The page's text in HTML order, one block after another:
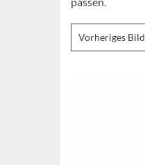
Vorheriges Bild